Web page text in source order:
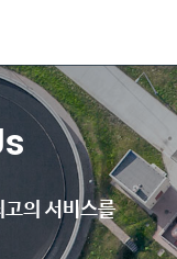
의 서비스를